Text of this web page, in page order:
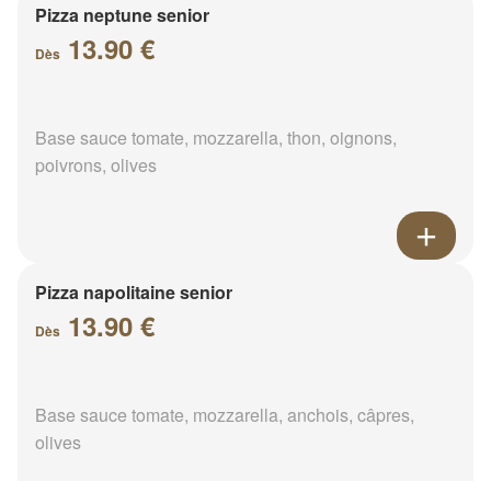
Pizza neptune senior
Dès 13.90 €
Base sauce tomate, mozzarella, thon, oignons,
poivrons, olives
Pizza napolitaine senior
Dès 13.90 €
Base sauce tomate, mozzarella, anchois, câpres,
olives